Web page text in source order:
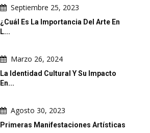
Septiembre 25, 2023
¿Cuál Es La Importancia Del Arte En
L...
Marzo 26, 2024
La Identidad Cultural Y Su Impacto
En...
Agosto 30, 2023
Primeras Manifestaciones Artísticas